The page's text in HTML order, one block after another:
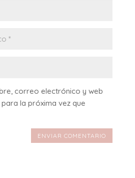
correo electrónico y web
la próxima vez que
ENVIAR COMENTARIO